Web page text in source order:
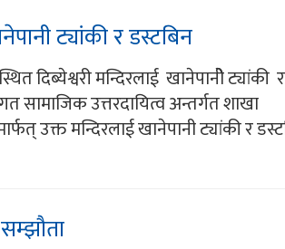
ट्यांकी र डस्टबिन
दिब्येश्वरी मन्दिरलाई खानेपानीे ट्यांकी र
उत्तरदायित्व अन्तर्गत शाखा
उक्त मन्दिरलाई खानेपानी ट्यांकी र